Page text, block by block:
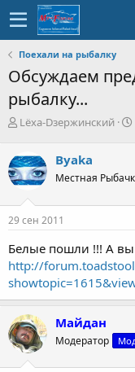
Поехали на рыбалку
Обсуждаем
рыбалку...
А
о
р
е
м
Lёха-Dзержинский
Byaka
Местная
29 сен 2011
Белые пошли !!! А
http://
Майдан
Модератор